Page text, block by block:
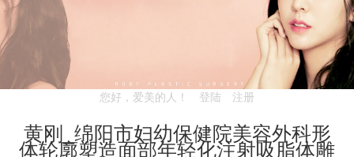
您好，爱美的人！ 登陆 注册
黄刚_绵阳市妇幼保健院美容外科形
体轮廓塑造面部年轻化注射吸脂体雕